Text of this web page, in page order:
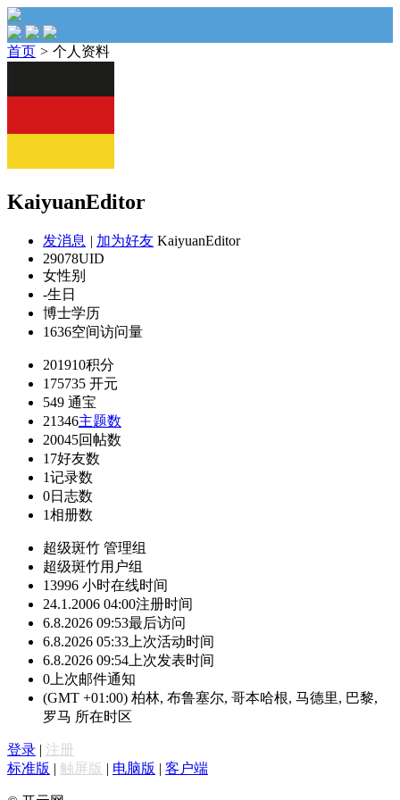
首页 > 个人资料
KaiyuanEditor
发消息 | 加为好友 KaiyuanEditor
29078UID
女性别
-生日
博士学历
1636空间访问量
201910积分
175735 开元
549 通宝
21346主题数
20045回帖数
17好友数
1记录数
0日志数
1相册数
超级斑竹 管理组
超级斑竹用户组
13996 小时在线时间
24.1.2006 04:00注册时间
6.8.2026 09:53最后访问
6.8.2026 05:33 上次活动时间
6.8.2026 09:54 上次发表时间
0 上次邮件通知
(GMT +01:00) 柏林, 布鲁塞尔, 哥本哈根, 马德里, 巴黎,
罗马 所在时区
登录 | 注册
标准版 | 触屏版 | 电脑版 | 客户端